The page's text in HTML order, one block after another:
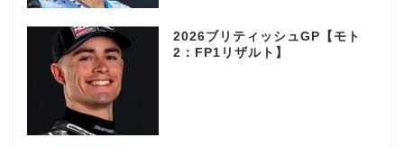
2026ブリティッシュGP【モト
2：FP1リザルト】